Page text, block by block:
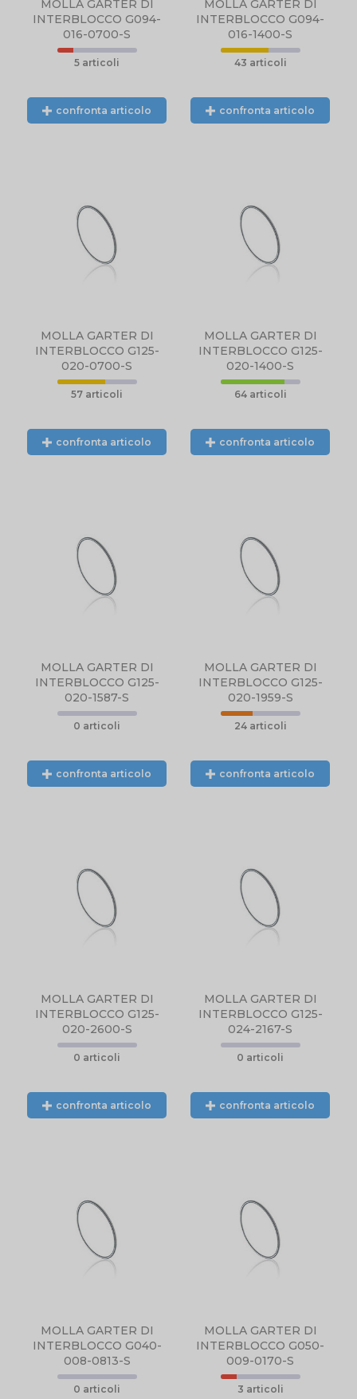
MOLLA GARTER DI
INTERBLOCCO G094-
016-0700-S
5 articoli
confronta articolo
MOLLA GARTER DI
INTERBLOCCO G094-
016-1400-S
43 articoli
confronta articolo
MOLLA GARTER DI
INTERBLOCCO G125-
020-0700-S
57 articoli
confronta articolo
MOLLA GARTER DI
INTERBLOCCO G125-
020-1400-S
64 articoli
confronta articolo
MOLLA GARTER DI
INTERBLOCCO G125-
020-1587-S
0 articoli
confronta articolo
MOLLA GARTER DI
INTERBLOCCO G125-
020-1959-S
24 articoli
confronta articolo
MOLLA GARTER DI
INTERBLOCCO G125-
020-2600-S
0 articoli
confronta articolo
TELEFONICAMENTE
O TRAMITE EMAIL.
MOLLA GARTER DI
INTERBLOCCO G125-
024-2167-S
0 articoli
confronta articolo
MOLLA GARTER DI
INTERBLOCCO G040-
008-0813-S
0 articoli
MOLLA GARTER DI
INTERBLOCCO G050-
009-0170-S
3 articoli